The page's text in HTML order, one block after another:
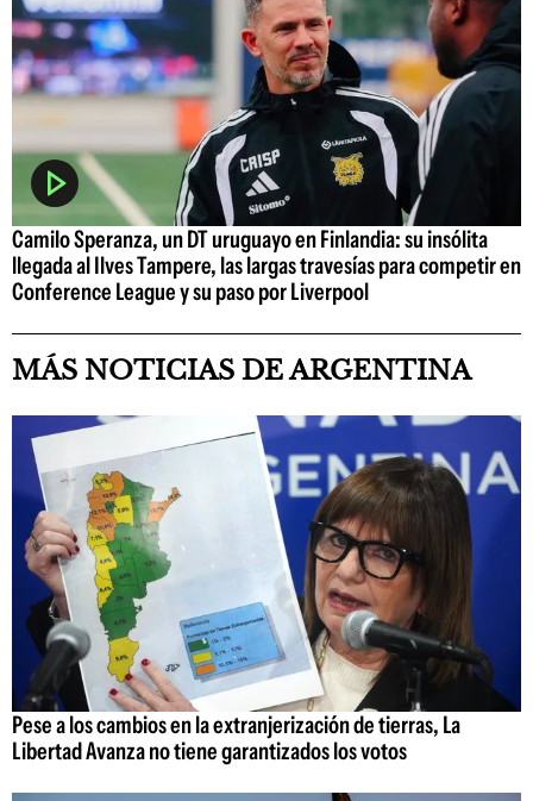
Camilo Speranza, un DT uruguayo en Finlandia: su insólita
llegada al Ilves Tampere, las largas travesías para competir en
Conference League y su paso por Liverpool
MÁS NOTICIAS DE ARGENTINA
Pese a los cambios en la extranjerización de tierras, La
Libertad Avanza no tiene garantizados los votos